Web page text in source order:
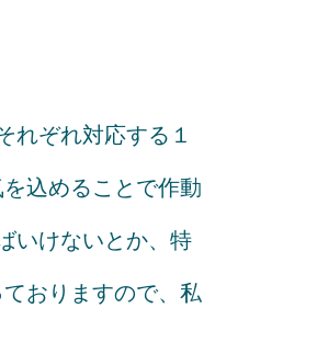
れぞれ対応する１
込めることで作動
いけないとか、特
おりますので、私